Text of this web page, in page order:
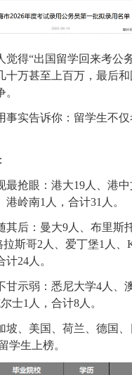
得“出国留学回来考公
万甚至上百万，最后和
实告诉你：留学生不仅
抢眼：港大19人、港中
岭南1人，合计31人。
后：曼大9人、布里斯
拉斯哥2人、爱丁堡1人、
24人。
示弱：悉尼大学4人、
士1人，合计8人。
、美国、荷兰、德国、
学生上榜。